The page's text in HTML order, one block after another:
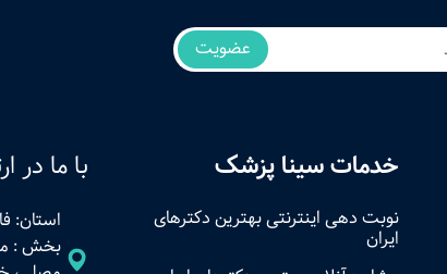
عضویت
خدمات سینا پزشک
نوبت‌ دهی اینترنتی بهترین دکترهای
ایران
با ما در
استان:
بخش :